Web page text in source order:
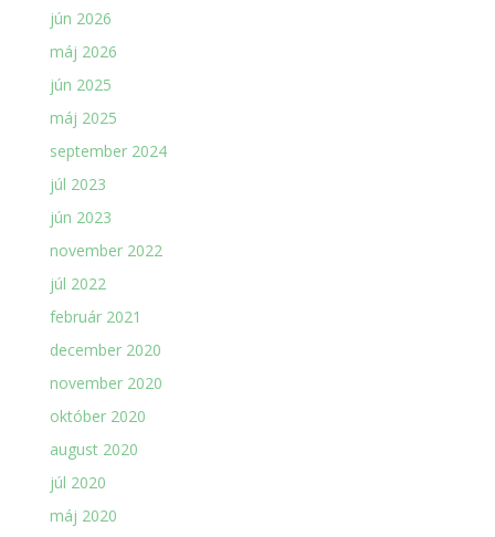
jún 2026
máj 2026
jún 2025
máj 2025
september 2024
júl 2023
jún 2023
november 2022
júl 2022
február 2021
december 2020
november 2020
október 2020
august 2020
júl 2020
máj 2020